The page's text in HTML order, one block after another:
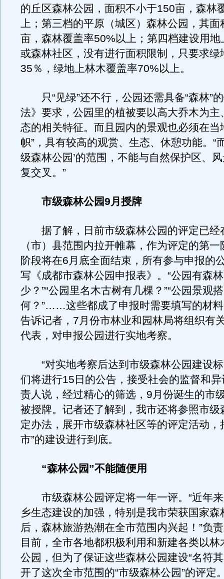
的丘区森林公园，面积不小于150亩，森林
上；第三档的平原（城区）森林公园，其面
亩，森林覆盖率50%以上；第四档建设用地
或森林社区，没有进行面积限制，只要求绿
35％，绿地上林木覆盖率70%以上。
只“见绿”还不行，公园还需具备“森林”
法》要求，公园里的植被要以高大乔木为主
态的相关特征。而且园内的景观也必须在当
帜”，具有较高的观赏、生态、休憩功能。“
级森林公园’的范围，不能与自然保护区、
复交叉。”
市级森林公园9月授牌
据了解，日前市级森林公园的评定已经
（市）县范围内拉开帷幕，作为评定的第
阶段将在6月底全面结束，所有参与申报的
写《成都市森林公园申报表》。“公园有森
少？”“公园里名木古树有几棵？”“公园景观
何？”……这些都成了申报时需要填写的材
告诉记者，7月份市林业和园林局将组织有
代表，对申报公园进行实地考察。
“对实地考察后达到市级森林公园建设标
们将进行15日的公告，接受社会的监督和异
责人说，经过精心的筛选，9月份诞生的市
被授牌。记者还了解到，我市还将参照市级
定办法，展开市级森林社区等的评定活动，
市”的建设进行到底。
“森林公园”不能随便用
市级森林公园评定将一年一评。“近年来
乡生态建设的加强，特别是我市荣获国家森
后，森林旅游热潮在全市范围内兴起！”负
目前，全市各地都积极利用和新建各类以林
公园，但为了保证这些森林公园建设“名符
开了这次全市范围的“市级森林公园”的评定